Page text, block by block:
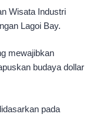
Wisata Industri
Lagoi Bay.
mewajibkan
budaya dollar
pada